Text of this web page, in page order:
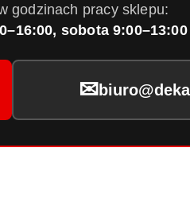
godzinach pracy sklepu:
sobota 9:00–13:00
✉